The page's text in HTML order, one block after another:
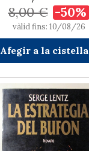
8,00 € -50%
vàlid fins: 10/08/26
Afegir a la cistella